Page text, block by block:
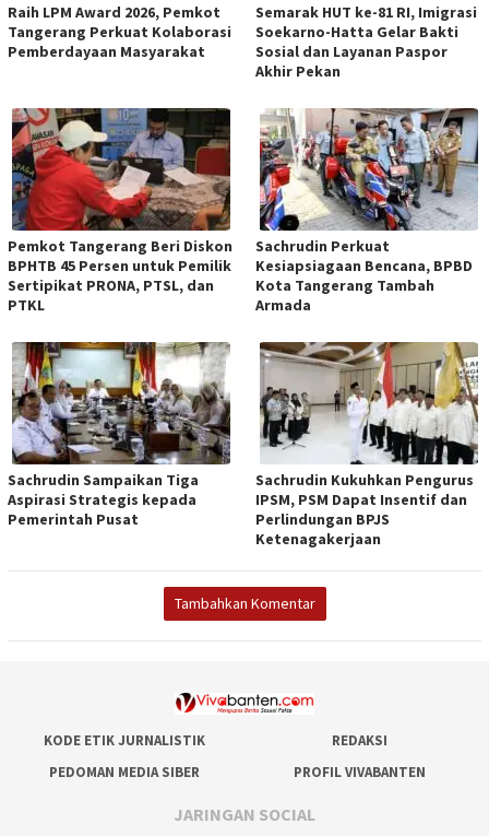
Raih LPM Award 2026, Pemkot
Tangerang Perkuat Kolaborasi
Pemberdayaan Masyarakat
Semarak HUT ke-81 RI, Imigrasi
Soekarno-Hatta Gelar Bakti
Sosial dan Layanan Paspor
Akhir Pekan
Pemkot Tangerang Beri Diskon
BPHTB 45 Persen untuk Pemilik
Sertipikat PRONA, PTSL, dan
PTKL
Sachrudin Perkuat
Kesiapsiagaan Bencana, BPBD
Kota Tangerang Tambah
Armada
Sachrudin Sampaikan Tiga
Aspirasi Strategis kepada
Pemerintah Pusat
Sachrudin Kukuhkan Pengurus
IPSM, PSM Dapat Insentif dan
Perlindungan BPJS
Ketenagakerjaan
Tambahkan Komentar
KODE ETIK JURNALISTIK
REDAKSI
PEDOMAN MEDIA SIBER
PROFIL VIVABANTEN
JARINGAN SOCIAL